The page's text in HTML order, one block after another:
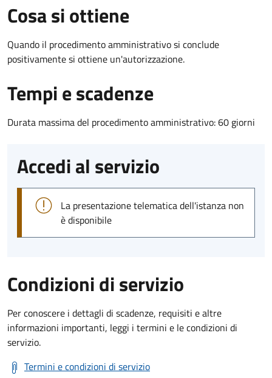
Cosa si ottiene
Quando il procedimento amministrativo si conclude
positivamente si ottiene un'autorizzazione.
Tempi e scadenze
Durata massima del procedimento amministrativo: 60 giorni
Accedi al servizio
La presentazione telematica dell'istanza non
è disponibile
Condizioni di servizio
Per conoscere i dettagli di scadenze, requisiti e altre
informazioni importanti, leggi i termini e le condizioni di
servizio.
Termini e condizioni di servizio